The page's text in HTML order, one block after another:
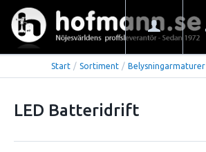
Start / Sortiment / Belysningarmaturer
LED Batteridrift